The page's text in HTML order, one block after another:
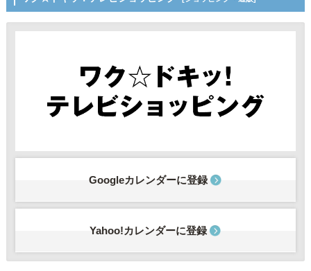
Googleカレンダーに登録
Yahoo!カレンダーに登録